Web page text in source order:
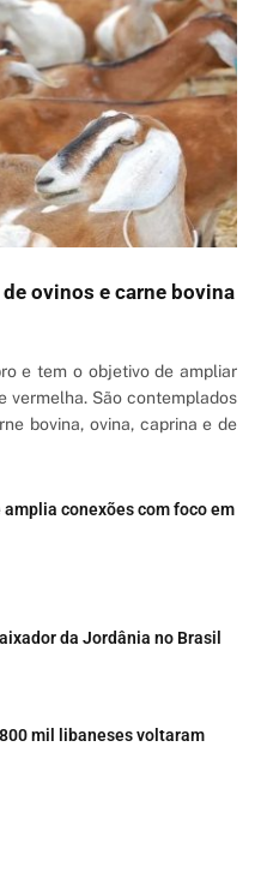
ovinos e carne bovina
e tem o objetivo de ampliar
vermelha. São contemplados
bovina, ovina, caprina e de
amplia conexões com foco em
da Jordânia no Brasil
mil libaneses voltaram